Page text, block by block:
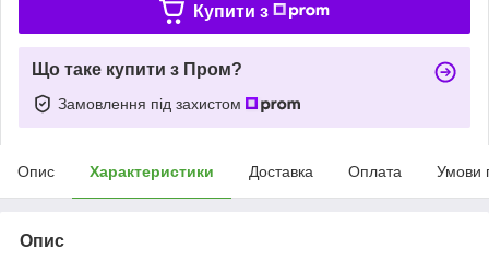
Купити з
Що таке купити з Пром?
Замовлення під захистом
Опис Характеристики Доставка Оплата Умови
Опис